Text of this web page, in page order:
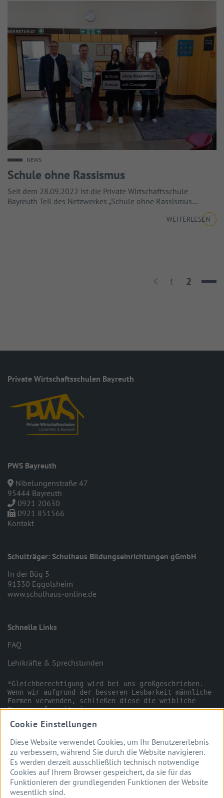
Schule ohne Rassismus
NEWS
Seit dem 28.09.2022 ist die Private Wirtschaftsschule
Bayreuth Teil des Netzwerkes „Schule ohne Rassismus…
WEITERLESEN
ZurückSeite
1 Seite
2
Private Wirt­schafts­schulen Bayreuth
PWS Bayreuth
Nibelungenstraße 47
95444 Bayreuth
0921 20630
0921 851566
Kontakt
Schulträger: Schulhaus Bildungseinrichtungen gGmbH
In der Büg 5
91330 Eggolsheim
www.schulhaus-online.de
Schnelle Links
FAQ
Lehrkräfte & Sprechstunden
*Gleichberechtigung wird bei uns großgeschrieben.
Wenn wir aufgrund der besseren Lesbarkeit männliche
Formen verwenden, schließen diese die weibliche
Person ggfs. mit ein.
INSTAGRAMFACEBOOK
Cookie Einstellungen
Diese Website verwendet Cookies, um Ihr Benutzererlebnis
zu verbessern, während Sie durch die Website navigieren.
Es werden derzeit ausschließlich technisch notwendige
Cookies auf Ihrem Browser gespeichert, da sie für das
Funktionieren der grundlegenden Funktionen der Website
wesentlich sind.